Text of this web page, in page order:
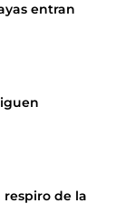
entran
de la